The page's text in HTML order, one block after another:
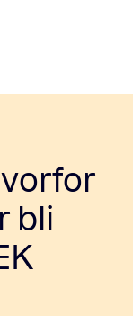
bli